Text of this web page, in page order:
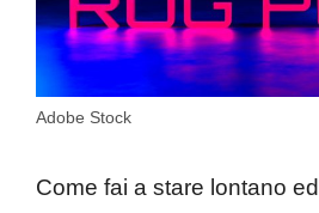
Adobe Stock
Come fai a stare lontano